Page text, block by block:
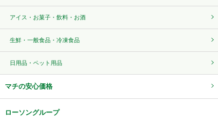
アイス・お菓子・飲料・お酒
生鮮・一般食品・冷凍食品
日用品・ペット用品
マチの安心価格
ローソングループ